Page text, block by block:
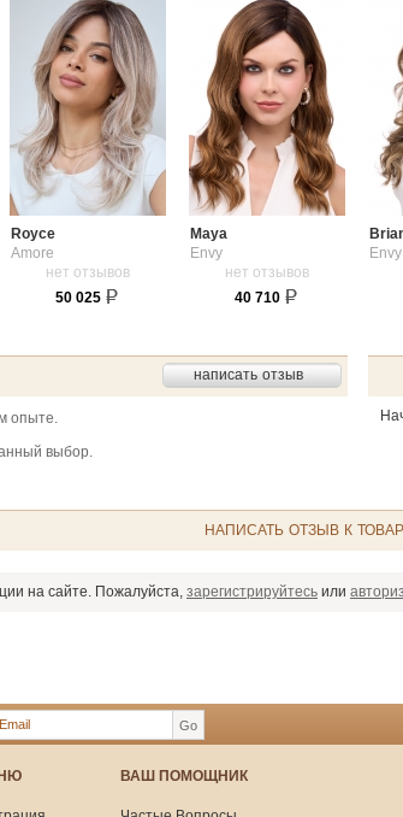
Как узнать мой размер
Разновидности париков
Как надеть
Royce
Amore
нет отзывов
50 025
Maya
Envy
нет отзывов
40 710
Envy
написать отзыв
опыте.
выбор.
НАПИСАТЬ ОТЗЫВ К
на сайте. Пожалуйста, зарегистрируйтесь или
Go
ВАШ ПОМОЩНИК